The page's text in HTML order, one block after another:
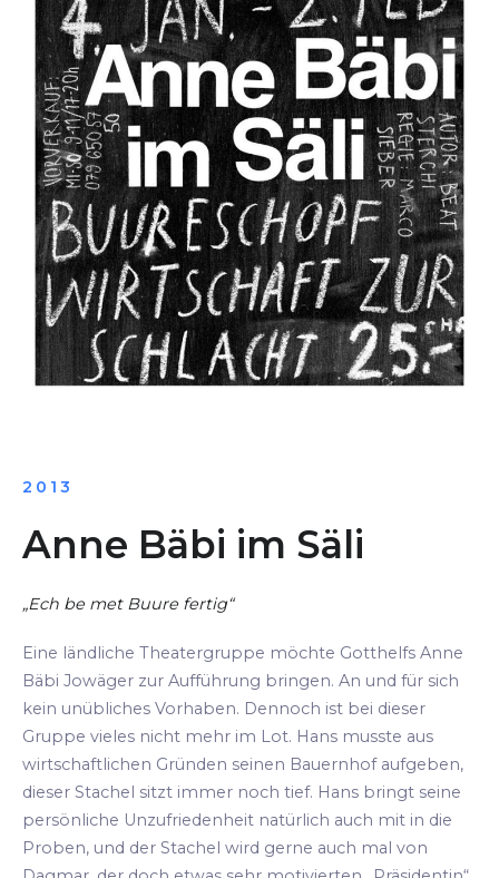
2013
Anne Bäbi im Säli
„Ech be met Buure fertig“
Eine ländliche Theatergruppe möchte Gotthelfs Anne
Bäbi Jowäger zur Aufführung bringen. An und für sich
kein unübliches Vorhaben. Dennoch ist bei dieser
Gruppe vieles nicht mehr im Lot. Hans musste aus
wirtschaftlichen Gründen seinen Bauernhof aufgeben,
dieser Stachel sitzt immer noch tief. Hans bringt seine
persönliche Unzufriedenheit natürlich auch mit in die
Proben, und der Stachel wird gerne auch mal von